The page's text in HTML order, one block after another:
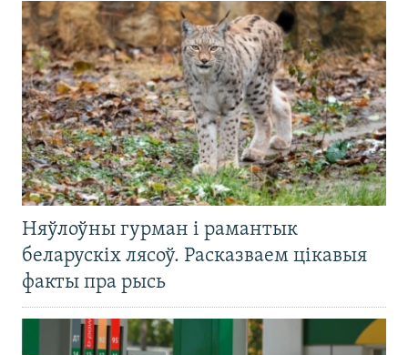
Няўлоўны гурман і рамантык
беларускіх лясоў. Расказваем цікавыя
факты пра рысь